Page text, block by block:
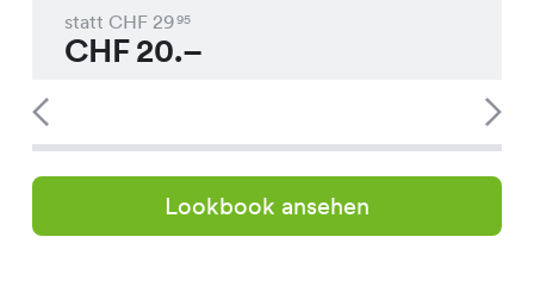
statt CHF 2995
CHF20.–
Lookbook ansehen